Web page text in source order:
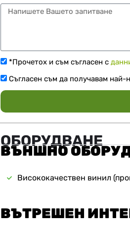
*Прочетох и съм съгласен с
Съгласен съм да получавам
ОБОРУДВАНЕ
ВЪНШНO
Висококачествен винил
ВЪТРЕШЕН